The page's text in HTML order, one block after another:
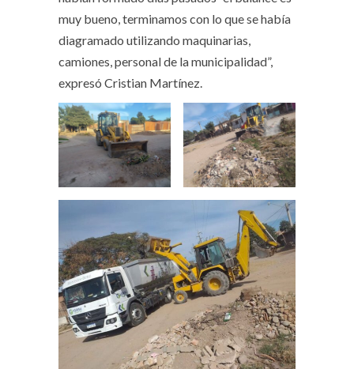
muy bueno, terminamos con lo que se había
diagramado utilizando maquinarias,
camiones, personal de la municipalidad”,
expresó Cristian Martínez.